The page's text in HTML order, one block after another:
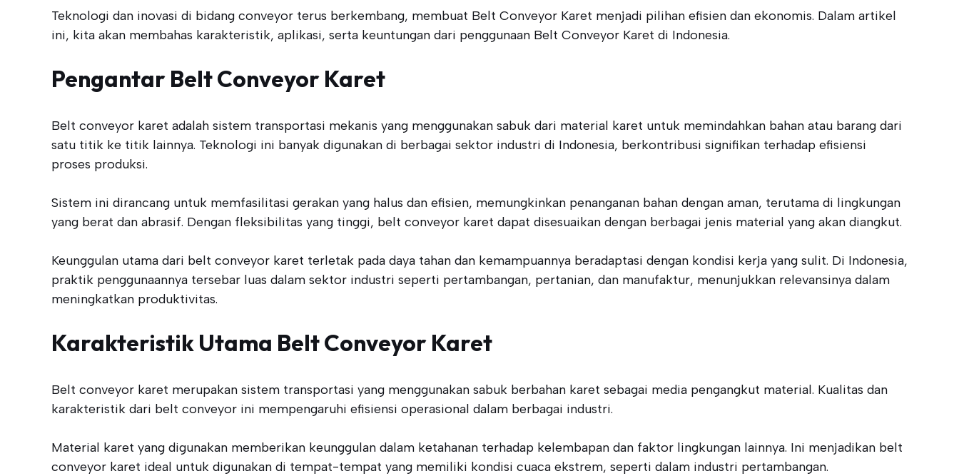
Teknologi dan inovasi di bidang conveyor terus berkembang, membuat Belt Conveyor Karet menjadi pilihan efisien dan ekonomis. Dalam artikel
ini, kita akan membahas karakteristik, aplikasi, serta keuntungan dari penggunaan Belt Conveyor Karet di Indonesia.
Pengantar Belt Conveyor Karet
Belt conveyor karet adalah sistem transportasi mekanis yang menggunakan sabuk dari material karet untuk memindahkan bahan atau barang dari
satu titik ke titik lainnya. Teknologi ini banyak digunakan di berbagai sektor industri di Indonesia, berkontribusi signifikan terhadap efisiensi
proses produksi.
Sistem ini dirancang untuk memfasilitasi gerakan yang halus dan efisien, memungkinkan penanganan bahan dengan aman, terutama di lingkungan
yang berat dan abrasif. Dengan fleksibilitas yang tinggi, belt conveyor karet dapat disesuaikan dengan berbagai jenis material yang akan diangkut.
Keunggulan utama dari belt conveyor karet terletak pada daya tahan dan kemampuannya beradaptasi dengan kondisi kerja yang sulit. Di Indonesia,
praktik penggunaannya tersebar luas dalam sektor industri seperti pertambangan, pertanian, dan manufaktur, menunjukkan relevansinya dalam
meningkatkan produktivitas.
Karakteristik Utama Belt Conveyor Karet
Belt conveyor karet merupakan sistem transportasi yang menggunakan sabuk berbahan karet sebagai media pengangkut material. Kualitas dan
karakteristik dari belt conveyor ini mempengaruhi efisiensi operasional dalam berbagai industri.
Material karet yang digunakan memberikan keunggulan dalam ketahanan terhadap kelembapan dan faktor lingkungan lainnya. Ini menjadikan belt
conveyor karet ideal untuk digunakan di tempat-tempat yang memiliki kondisi cuaca ekstrem, seperti dalam industri pertambangan.